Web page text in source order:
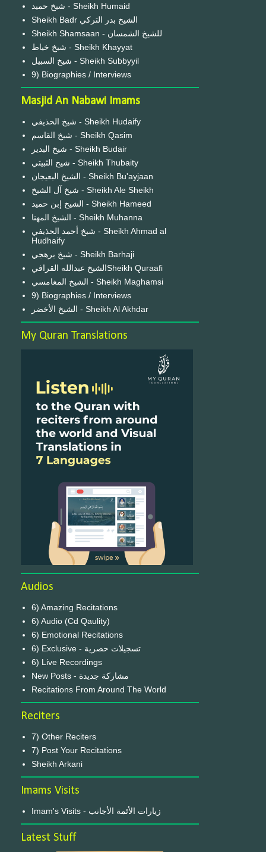
شيخ حميد - Sheikh Humaid
Sheikh Badr الشيخ بدر التركي
Sheikh Shamsaan - للشيخ الشمسان
شيخ خياط - Sheikh Khayyat
شيخ السبيل - Sheikh Subbyyil
9) Biographies / Interviews
Masjid An Nabawi Imams
شيخ الحذيفي - Sheikh Hudaify
شيخ القاسم - Sheikh Qasim
شيخ البدير - Sheikh Budair
شيخ الثبيتي - Sheikh Thubaity
الشيخ البعيجان - Sheikh Bu'ayjaan
شيخ آل الشيخ - Sheikh Ale Sheikh
الشيخ إبن حميد - Sheikh Hameed
الشيخ المهنا - Sheikh Muhanna
شيخ أحمد الحذيفي - Sheikh Ahmad al
Hudhaify
شيخ برهجي - Sheikh Barhaji
الشيخ عبدالله القرافيSheikh Quraafi
الشيخ المغامسي - Sheikh Maghamsi
9) Biographies / Interviews
الشيخ الأخضر - Sheikh Al Akhdar
My Quran Translations
Audios
6) Amazing Recitations
6) Audio (Cd Qaulity)
6) Emotional Recitations
6) Exclusive - تسجيلات حصرية
6) Live Recordings
New Posts - مشاركة جديدة
Recitations From Around The World
Reciters
7) Other Reciters
7) Post Your Recitations
Sheikh Arkani
Imams Visits
Imam's Visits - زيارات الأئمة الأجانب
Latest Stuff